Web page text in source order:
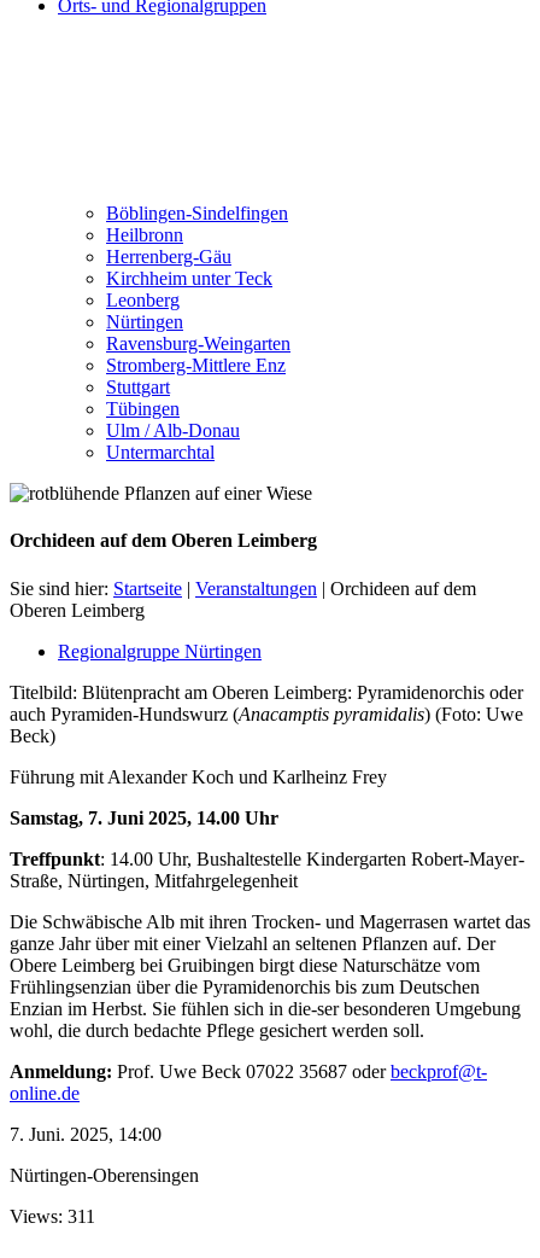
Orts- und Regionalgruppen
Böblingen-Sindelfingen
Heilbronn
Herrenberg-Gäu
Kirchheim unter Teck
Leonberg
Nürtingen
Ravensburg-Weingarten
Stromberg-Mittlere Enz
Stuttgart
Tübingen
Ulm / Alb-Donau
Untermarchtal
Orchideen auf dem Oberen Leimberg
Sie sind hier: Startseite | Veranstaltungen | Orchideen auf dem
Oberen Leimberg
Regionalgruppe Nürtingen
Titelbild: Blütenpracht am Oberen Leimberg: Pyramidenorchis oder
auch Pyramiden-Hundswurz (Anacamptis pyramidalis) (Foto: Uwe
Beck)
Führung mit Alexander Koch und Karlheinz Frey
Samstag, 7. Juni 2025, 14.00 Uhr
Treffpunkt: 14.00 Uhr, Bushaltestelle Kindergarten Robert-Mayer-
Straße, Nürtingen, Mitfahrgelegenheit
Die Schwäbische Alb mit ihren Trocken- und Magerrasen wartet das
ganze Jahr über mit einer Vielzahl an seltenen Pflanzen auf. Der
Obere Leimberg bei Gruibingen birgt diese Naturschätze vom
Frühlingsenzian über die Pyramidenorchis bis zum Deutschen
Enzian im Herbst. Sie fühlen sich in die-ser besonderen Umgebung
wohl, die durch bedachte Pflege gesichert werden soll.
Anmeldung: Prof. Uwe Beck 07022 35687 oderbeckprof@t-
online.de
7. Juni. 2025, 14:00
Nürtingen-Oberensingen
Views: 311